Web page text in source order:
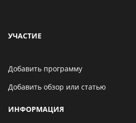
УЧАСТИЕ
Добавить программу
Добавить обзор или статью
ИНФОРМАЦИЯ